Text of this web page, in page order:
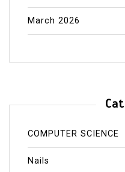
March 2026
COMPUTER SCIENCE
Nails